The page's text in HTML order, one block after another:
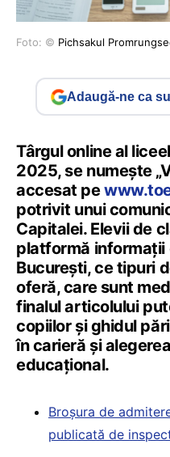
Foto: © Pichsakul
Adaugă-ne ca
Târgul online al
2025, se numește
accesat pe
potrivit unui
Capitalei. Elevii de
platformă informații
București, ce tipuri
oferă, care sunt
finalul articolului
copiilor și ghidul
în carieră și
educațional.
Broșura de
publicată de